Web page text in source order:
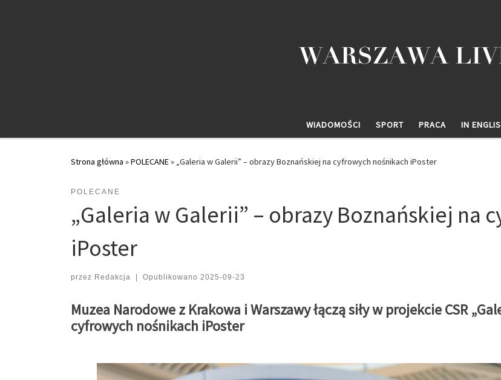
WIADOMOŚCI SPORT PRACA IN
Strona główna »POLECANE» „Galeria w Galerii” – obrazy Boznańskiej na cyfrowych nośnikach iPoster
POLECANE
„Galeria w Galerii” – obrazy Boznańskiej na
iPoster
przez Redakcja Opublikowano 2025-09-23
Muzea Narodowe z Krakowa i Warszawy łączą siły w projekcie CSR
cyfrowych nośnikach iPoster